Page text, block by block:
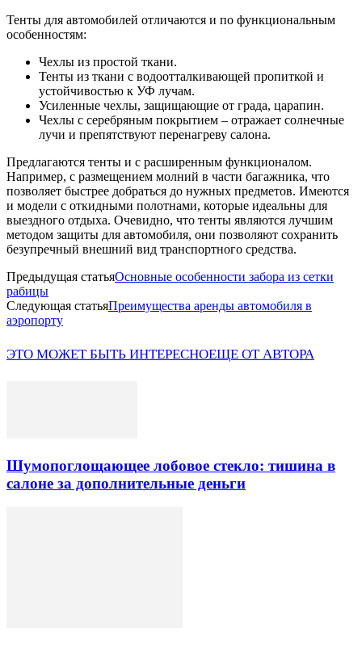
Тенты для автомобилей отличаются и по функциональным
особенностям:
Чехлы из простой ткани.
Тенты из ткани с водоотталкивающей пропиткой и
устойчивостью к УФ лучам.
Усиленные чехлы, защищающие от града, царапин.
Чехлы с серебряным покрытием – отражает солнечные
лучи и препятствуют перенагреву салона.
Предлагаются тенты и с расширенным функционалом.
Например, с размещением молний в части багажника, что
позволяет быстрее добраться до нужных предметов. Имеются
и модели с откидными полотнами, которые идеальны для
выездного отдыха. Очевидно, что тенты являются лучшим
методом защиты для автомобиля, они позволяют сохранить
безупречный внешний вид транспортного средства.
Предыдущая статьяОсновные особенности забора из сетки
рабицы
Следующая статьяПреимущества аренды автомобиля в
аэропорту
ЭТО МОЖЕТ БЫТЬ ИНТЕРЕСНОЕЩЕ ОТ АВТОРА
Шумопоглощающее лобовое стекло: тишина в
салоне за дополнительные деньги